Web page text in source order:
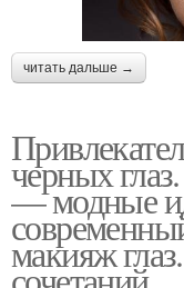
читать дальше →
черных
— модные
макияж